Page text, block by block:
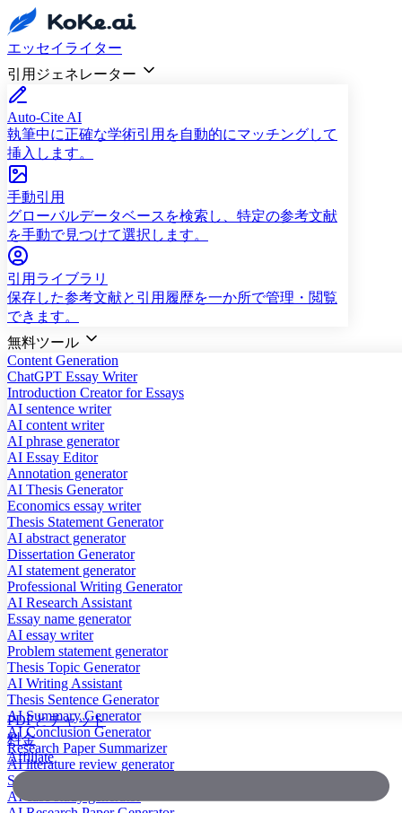
エッセイライター
引用ジェネレーター
Auto-Cite AI
執筆中に正確な学術引用を自動的にマッチングして
挿入します。
手動引用
グローバルデータベースを検索し、特定の参考文献
を手動で見つけて選択します。
引用ライブラリ
保存した参考文献と引用履歴を一か所で管理・閲覧
できます。
無料ツール
Content Generation
ChatGPT Essay Writer
Introduction Creator for Essays
AI sentence writer
AI content writer
AI phrase generator
AI Essay Editor
Annotation generator
AI Thesis Generator
Economics essay writer
Thesis Statement Generator
AI abstract generator
Dissertation Generator
AI statement generator
Professional Writing Generator
AI Research Assistant
Essay name generator
AI essay writer
Problem statement generator
Thesis Topic Generator
AI Writing Assistant
Thesis Sentence Generator
AI Summary Generator
AI Conclusion Generator
Research Paper Summarizer
AI literature review generator
Scientific Paper Summarizer
AI case study generator
PDFとチャット
料金
Affiliate